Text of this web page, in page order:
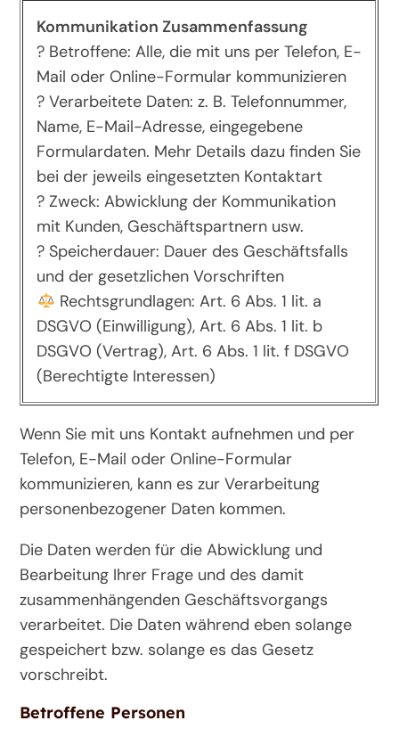
Kommunikation Zusammenfassung
? Betroffene: Alle, die mit uns per Telefon, E-
Mail oder Online-Formular kommunizieren
? Verarbeitete Daten: z. B. Telefonnummer,
Name, E-Mail-Adresse, eingegebene
Formulardaten. Mehr Details dazu finden Sie
bei der jeweils eingesetzten Kontaktart
? Zweck: Abwicklung der Kommunikation
mit Kunden, Geschäftspartnern usw.
? Speicherdauer: Dauer des Geschäftsfalls
und der gesetzlichen Vorschriften
Rechtsgrundlagen: Art. 6 Abs. 1 lit. a
DSGVO (Einwilligung), Art. 6 Abs. 1 lit. b
DSGVO (Vertrag), Art. 6 Abs. 1 lit. f DSGVO
(Berechtigte Interessen)
Wenn Sie mit uns Kontakt aufnehmen und per
Telefon, E-Mail oder Online-Formular
kommunizieren, kann es zur Verarbeitung
personenbezogener Daten kommen.
Die Daten werden für die Abwicklung und
Bearbeitung Ihrer Frage und des damit
zusammenhängenden Geschäftsvorgangs
verarbeitet. Die Daten während eben solange
gespeichert bzw. solange es das Gesetz
vorschreibt.
Betroffene Personen